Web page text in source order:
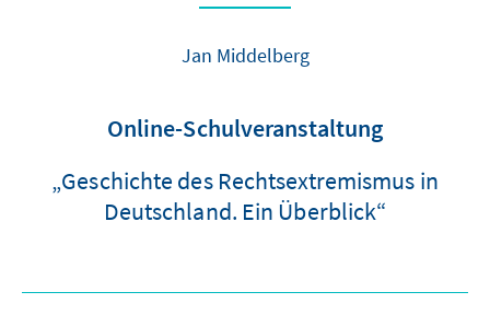
Jan Middelberg
Online-Schulveranstaltung
„Geschichte des Rechtsextremismus in
Deutschland. Ein Überblick“